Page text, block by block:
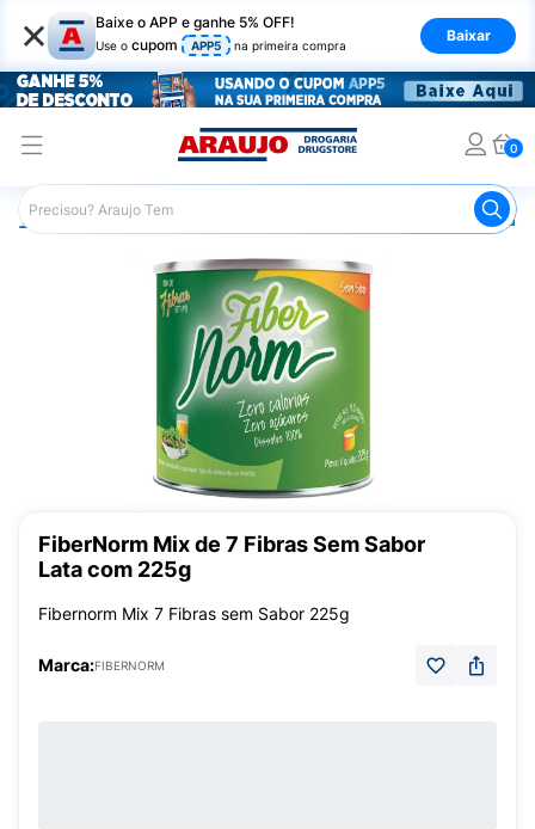
× Baixe o APP e ganhe 5% OFF!
Use o cupom APP5 na primeira compra
Baixar
0
Araujo Medicamentos Remédio para o Estômago e
FiberNorm Mix de 7 Fibras Sem Sabor
Lata com 225g
Fibernorm Mix 7 Fibras sem Sabor 225g
Marca:FIBERNORM